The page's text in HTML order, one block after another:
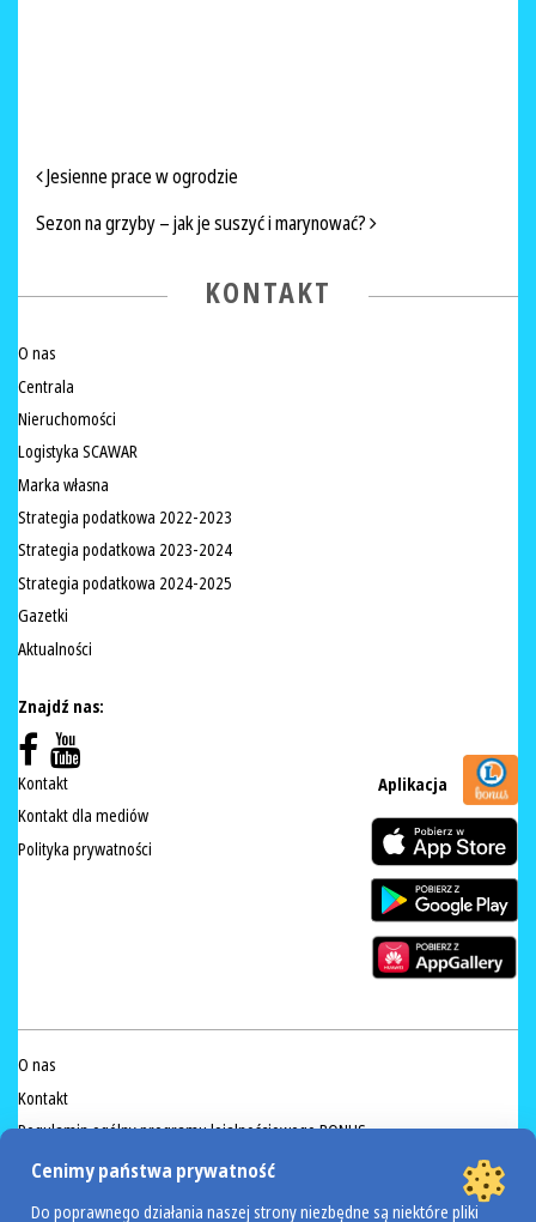
NAWIGACJA PO ARTYKUŁACH
Jesienne prace w ogrodzie
Sezon na grzyby – jak je suszyć i marynować?
KONTAKT
O nas
Centrala
Nieruchomości
Logistyka SCAWAR
Marka własna
Strategia podatkowa 2022-2023
Strategia podatkowa 2023-2024
Strategia podatkowa 2024-2025
Gazetki
Aktualności
Znajdź nas:
Kontakt
Kontakt dla mediów
Polityka prywatności
Aplikacja
O nas
Kontakt
Regulamin ogólny programu lojalnościowego BONUS
Regulamin akcji lokalnej „Lojalność popłaca”
Cenimy państwa prywatność
Do poprawnego działania naszej strony niezbędne są niektóre pliki